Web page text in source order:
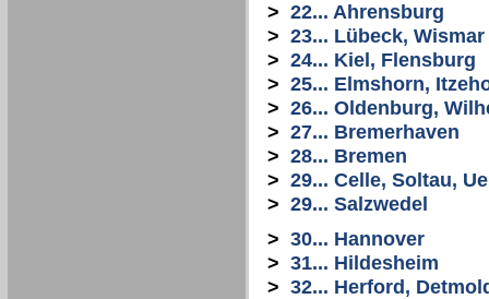
> 22... Ahrensburg
> 23... Lübeck, Wismar
> 24... Kiel, Flensburg
> 25... Elmshorn,
> 26... Oldenburg,
> 27... Bremerhaven
> 28... Bremen
> 29... Celle, Soltau,
> 29... Salzwedel
> 30... Hannover
> 31... Hildesheim
> 32... Herford,